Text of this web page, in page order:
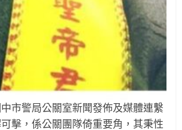
市警局公關室新聞發佈及媒體連繫
擊，係公關團隊倚重要角，其秉性